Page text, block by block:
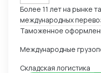
Более 11 лет на рынке
международных
Таможенное
Складская логистика